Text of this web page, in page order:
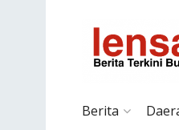
Berita